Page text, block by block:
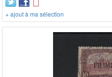
+ ajout à ma sélection